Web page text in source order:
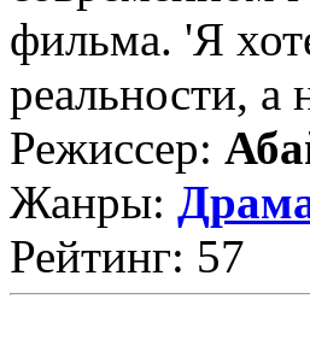
фильма. 'Я
реальности,
Режиссер:
Жанры:
Рейтинг: 57